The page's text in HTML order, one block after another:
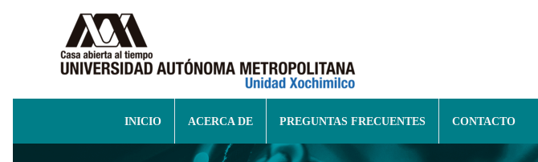
INICIO ACERCA DE PREGUNTAS FRECUENTES CONTACTO